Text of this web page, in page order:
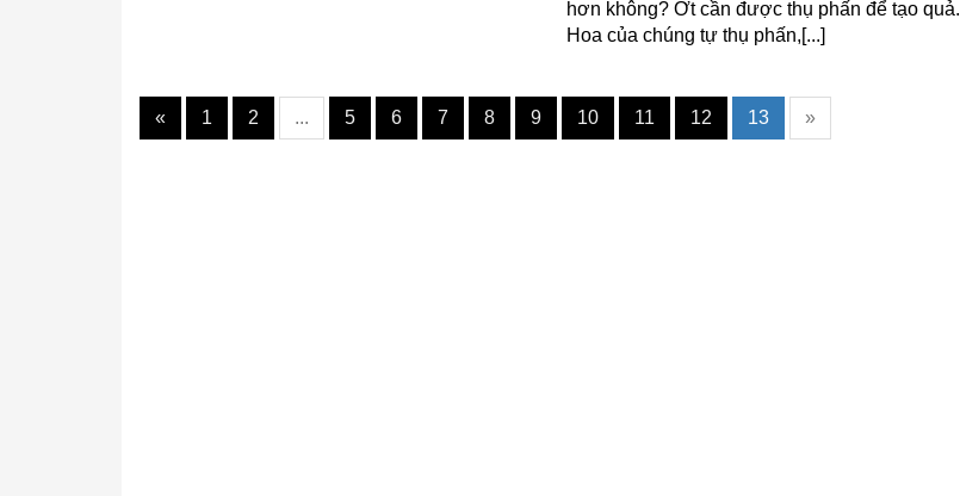
hơn không? Ớt cần được thụ phấn để tạo quả.
Hoa của chúng tự thụ phấn,[...]
« 1 2 ... 5 6 7 8 9 10 11 12 13 »